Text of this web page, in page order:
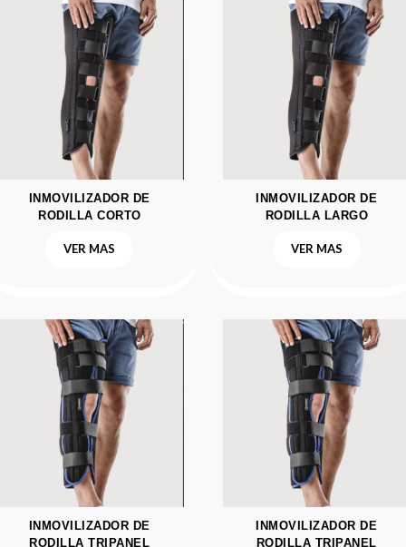
INMOVILIZADOR DE
RODILLA CORTO
VER MAS
INMOVILIZADOR DE
RODILLA LARGO
VER MAS
INMOVILIZADOR DE
RODILLA TRIPANEL
INMOVILIZADOR DE
RODILLA TRIPANEL